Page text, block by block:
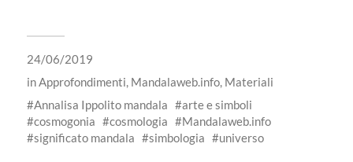
24/06/2019
inApprofondimenti, Mandalaweb.info, Materiali
Annalisa Ippolito mandala
arte e simboli
cosmogonia
cosmologia
Mandalaweb.info
significato mandala
simbologia universo